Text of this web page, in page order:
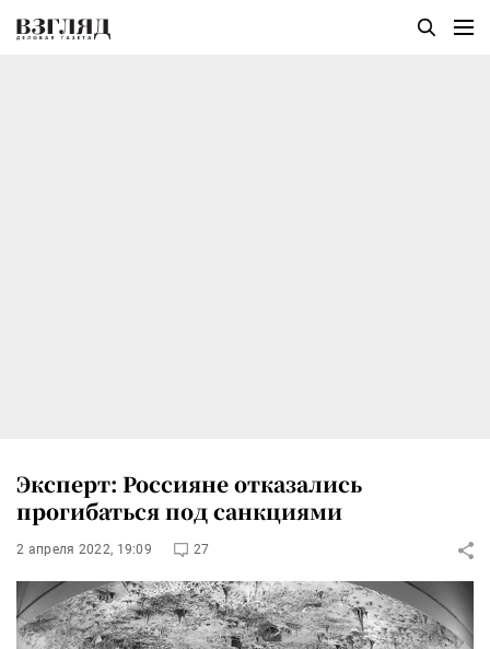
Эксперт: Россияне отказались
прогибаться под санкциями
2 апреля 2022, 19:09 27